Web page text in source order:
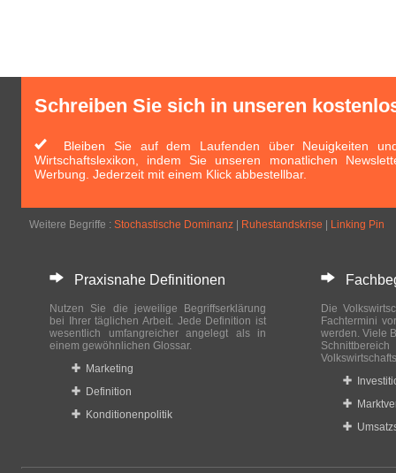
Schreiben Sie sich in unseren
Bleiben Sie auf dem Laufenden über Neuigkeiten
Wirtschaftslexikon, indem Sie unseren monatlichen
Werbung. Jederzeit mit einem Klick abbestellbar.
Weitere Begriffe : Stochastische Dominanz Ruhestandskrise Linking Pin
Praxisnahe Definitionen
Nutzen Sie die jeweilige Begriffserklärung
bei Ihrer täglichen Arbeit. Jede Definition ist
wesentlich umfangreicher angelegt als in
einem gewöhnlichen Glossar.
Marketing
Definition
Konditionenpolitik
Die
Fachtermini
werden. Viele